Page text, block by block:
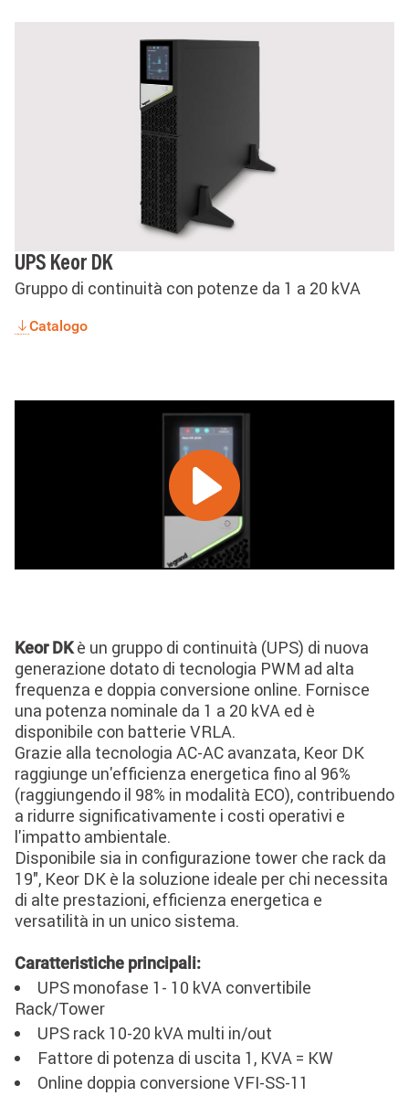
UPS Keor DK
Gruppo di continuità con potenze da 1 a 20 kVA
Catalogo
Keor DKè un gruppo di continuità (UPS) di nuova
generazione dotato di tecnologia PWM ad alta
frequenza e doppia conversione online. Fornisce
una potenza nominale da 1 a 20 kVA ed è
disponibile con batterie VRLA.
Grazie alla tecnologia AC-AC avanzata, Keor DK
raggiunge un'efficienza energetica fino al 96%
(raggiungendo il 98% in modalità ECO), contribuendo
a ridurre significativamente i costi operativi e
l'impatto ambientale.
Disponibile sia in configurazione tower che rack da
19", Keor DK è la soluzione ideale per chi necessita
di alte prestazioni, efficienza energetica e
versatilità in un unico sistema.
Caratteristiche principali:
UPS monofase 1- 10 kVA convertibile
Rack/Tower
UPS rack 10-20 kVA multi in/out
Fattore di potenza di uscita 1, KVA = KW
Online doppia conversione VFI-SS-11